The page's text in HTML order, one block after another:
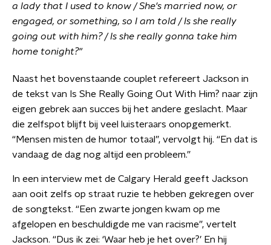
a lady that I used to know / She's married now, or
engaged, or something, so I am told / Is she really
going out with him? / Is she really gonna take him
home tonight?"
Naast het bovenstaande couplet refereert Jackson in
de tekst van Is She Really Going Out With Him? naar zijn
eigen gebrek aan succes bij het andere geslacht. Maar
die zelfspot blijft bij veel luisteraars onopgemerkt.
“Mensen misten de humor totaal”, vervolgt hij. “En dat is
vandaag de dag nog altijd een probleem.”
In een interview met de Calgary Herald geeft Jackson
aan ooit zelfs op straat ruzie te hebben gekregen over
de songtekst. “Een zwarte jongen kwam op me
afgelopen en beschuldigde me van racisme”, vertelt
Jackson. “Dus ik zei: ‘Waar heb je het over?’ En hij